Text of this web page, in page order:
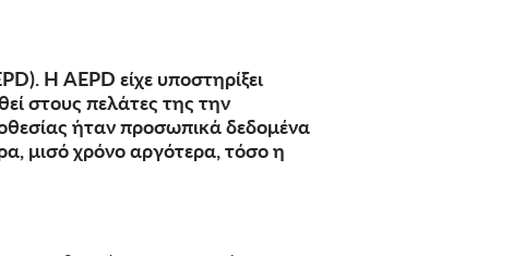
Η AEPD είχε υποστηρίξει
στους πελάτες της την
ήταν προσωπικά δεδομένα
μισό χρόνο αργότερα, τόσο η